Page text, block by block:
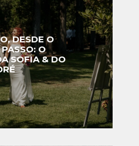
DESDE O
O
SOFIA & DO